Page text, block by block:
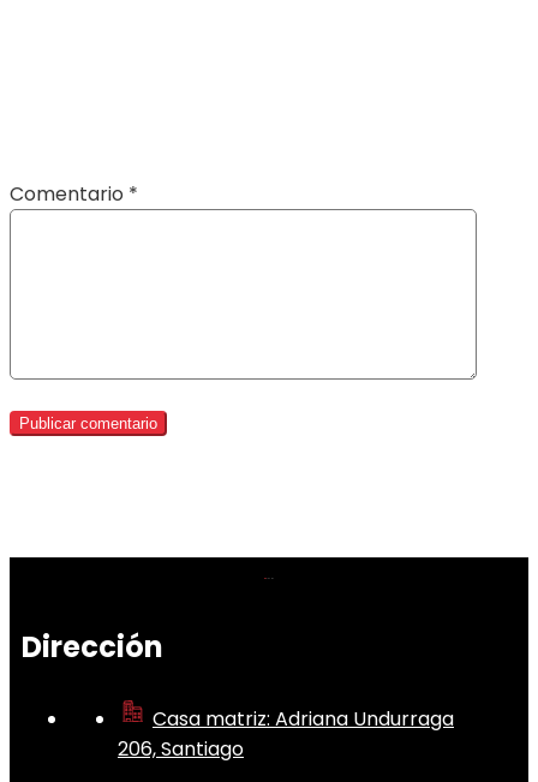
Comentario *
Dirección
Casa matriz: Adriana Undurraga
206, Santiago